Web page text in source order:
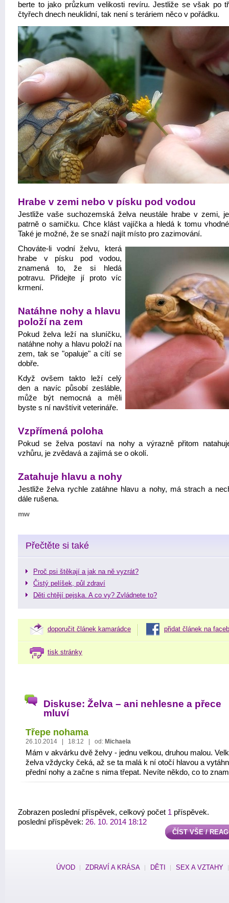
berte to jako průzkum velikosti revíru. Jestliže se však po
čtyřech dnech neuklidní, tak není s teráriem něco v pořádku.
Hrabe v zemi nebo v písku pod vodou
Jestliže vaše suchozemská želva neustále hrabe v zemi,
patrně o samičku. Chce klást vajíčka a hledá k tomu
Také je možné, že se snaží najít místo pro zazimování.
Chováte-li vodní želvu, která
hrabe v písku pod vodou,
znamená to, že si hledá
potravu. Přidejte jí proto víc
krmení.
Natáhne nohy a hlavu
položí na zem
Pokud želva leží na sluníčku,
natáhne nohy a hlavu položí na
zem, tak se "opaluje" a cítí se
dobře.
Když ovšem takto leží celý
den a navíc působí zesláble,
může být nemocná a měli
byste s ní navštívit veterináře.
Vzpřímená poloha
Pokud se želva postaví na nohy a výrazně přitom
vzhůru, je zvědavá a zajímá se o okolí.
Zatahuje hlavu a nohy
Jestliže želva rychle zatáhne hlavu a nohy, má strach a
dále rušena.
mw
Přečtěte si také
Proč psi štěkají a jak na ně vyzrát?
Čistý pelíšek, půl zdraví
Děti chtějí pejska. A co vy? Zvládnete to?
doporučit článek kamarádce přidat článek na
tisk stránky
Diskuse: Želva – ani nehlesne a přece
mluví
Třepe nohama
26.10.2014 | 18:12 | od: Michaela
Mám v akvárku dvě želvy - jednu velkou, druhou malou.
želva vždycky čeká, až se ta malá k ní otočí hlavou a
přední nohy a začne s nima třepat. Nevíte někdo, co to
Zobrazen poslední příspěvek, celkový počet 1 příspěvek.
poslední příspěvek: 26. 10. 2014 18:12
ČÍST VŠE /
ÚVOD ZDRAVÍ A KRÁSA DĚTI SEX A VZTAHY